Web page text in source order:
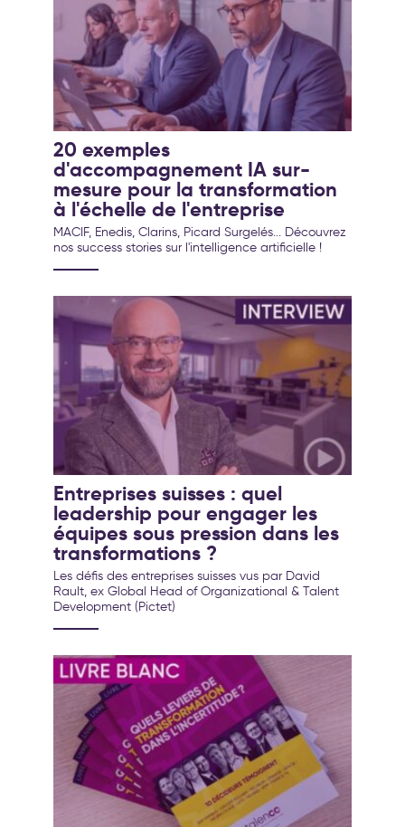
20 exemples
d'accompagnement IA sur-
mesure pour la transformation
à l'échelle de l'entreprise
MACIF, Enedis, Clarins, Picard Surgelés... Découvrez
nos success stories sur l'intelligence artificielle !
Entreprises suisses : quel
leadership pour engager les
équipes sous pression dans les
transformations ?
Les défis des entreprises suisses vus par David
Rault, ex Global Head of Organizational & Talent
Development (Pictet)